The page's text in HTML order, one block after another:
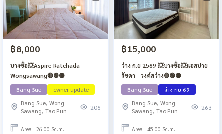
฿8,000
บางซื่อ💥Aspire Ratchada -
Wongsawang🔴🟢🟡
Bang Sue
owner update
Bang Sue, Wong
Sawang, Tao Pun
206
Area : 26.00 Sq.m.
฿15,000
ว่าง ก.ย 2569 💥บางซื่อ💥แอสปาย
รัชดา - วงศ์สว่าง🔴🟢🟡
Bang Sue
ว่าง กย 69
Bang Sue, Wong
Sawang, Tao Pun
263
Area : 45.00 Sq.m.